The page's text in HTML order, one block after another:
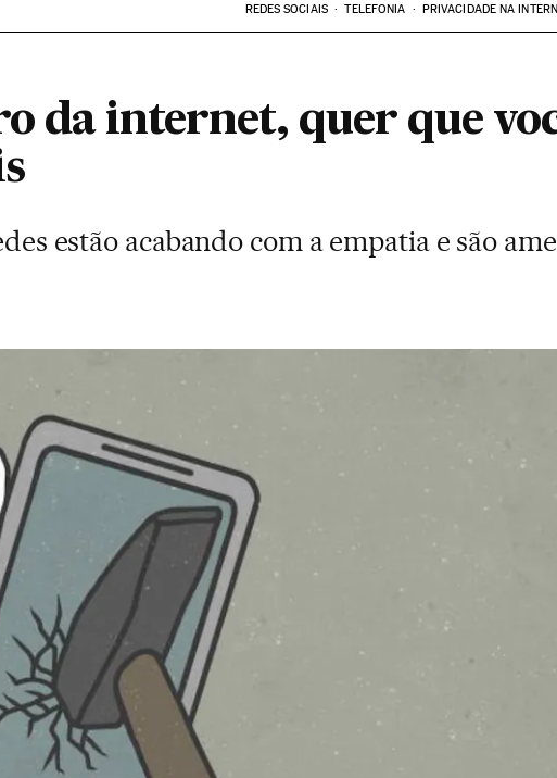
REDES SOCIAIS TELEFONIA PRIVACIDADE NA
da internet, quer que
estão acabando com a empatia e são